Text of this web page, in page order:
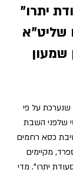
יתרו"
שליט"א
שמעון
שנערכת על פי
שלפני השבת
כסא רחמים
מקיימים
יתרו". מדי